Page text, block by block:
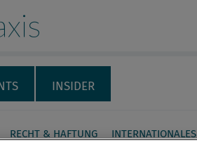
INSIDER
RECHT & HAFTUNG INTERNATIONALES